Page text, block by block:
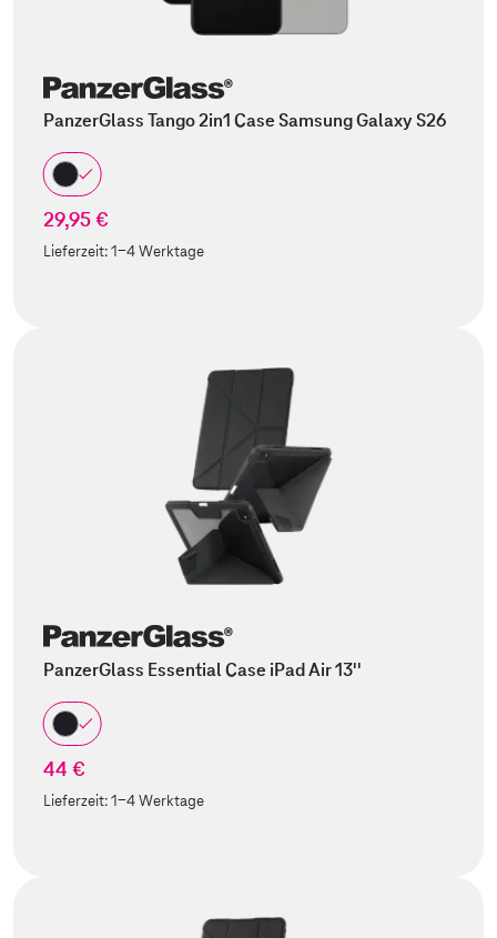
PanzerGlass Tango 2in1 Case Samsung Galaxy S26
29,95 €
Lieferzeit:1-4 Werktage
PanzerGlass Essential Case iPad Air 13''
44 €
Lieferzeit:1-4 Werktage